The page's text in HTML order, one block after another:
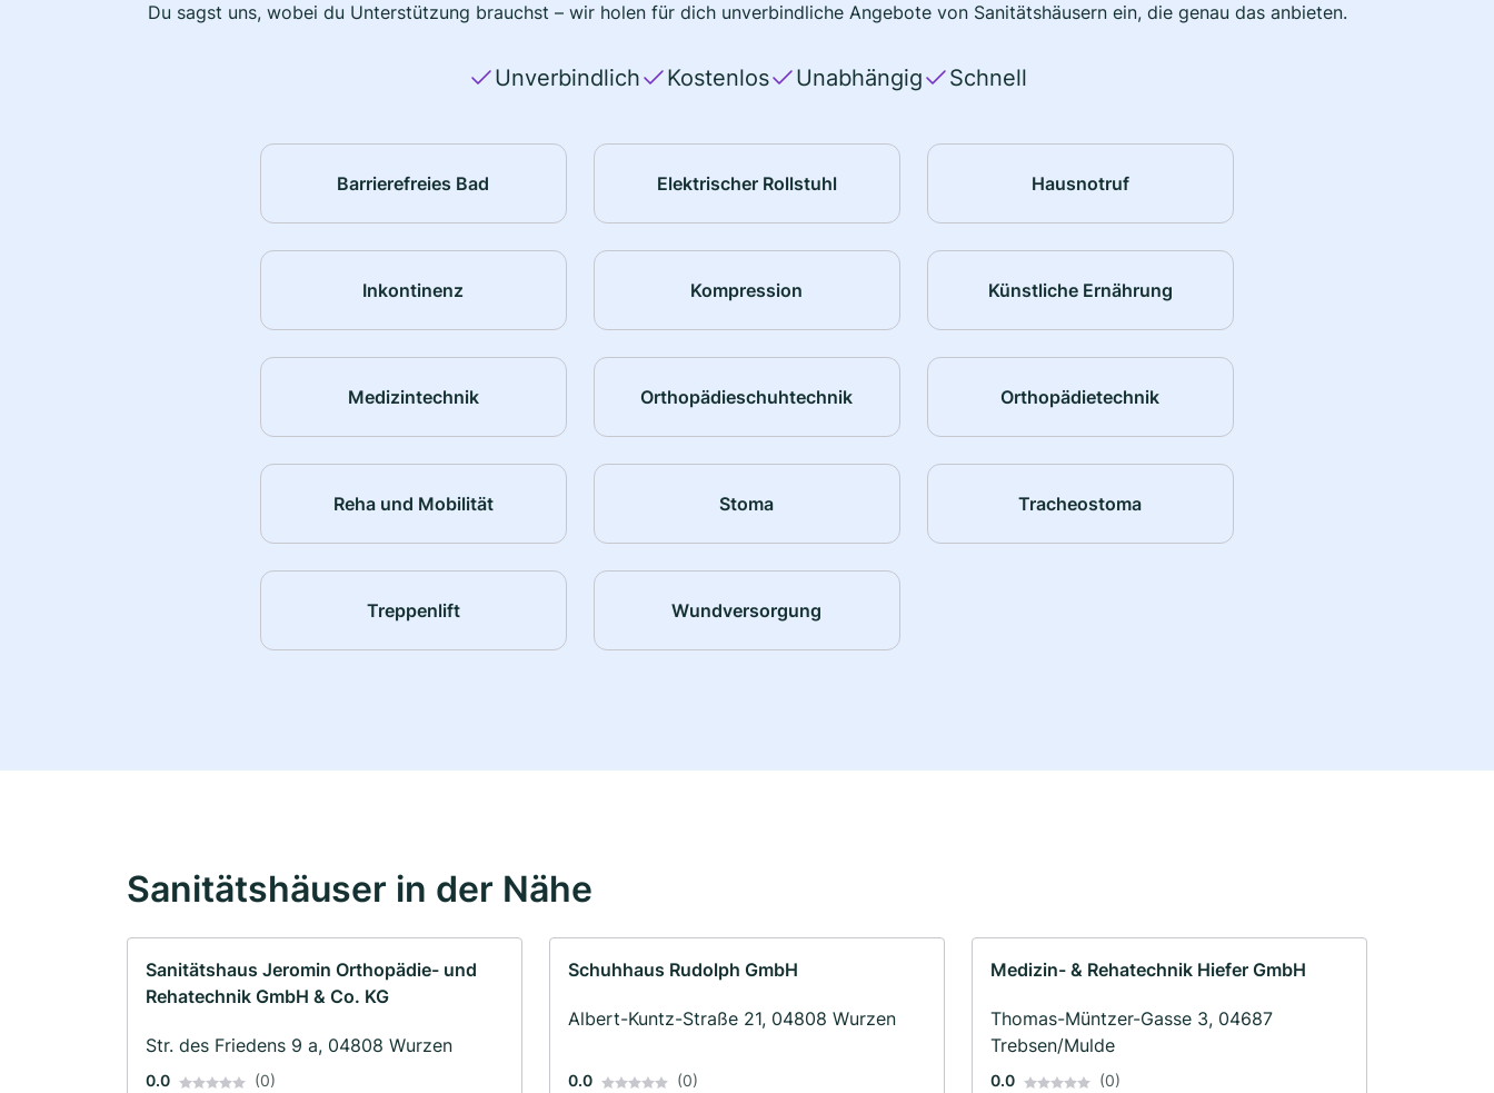
Du sagst uns, wobei du Unterstützung brauchst – wir holen für dich unverbindliche Angebote von Sanitätshäusern ein, die genau das anbieten.
Unverbindlich Kostenlos Unabhängig Schnell
Barrierefreies Bad Elektrischer Rollstuhl Hausnotruf
Inkontinenz Kompression Künstliche Ernährung
Medizintechnik Orthopädieschuhtechnik Orthopädietechnik
Reha und Mobilität Stoma Tracheostoma
Treppenlift Wundversorgung
Sanitätshäuser in der Nähe
Sanitätshaus Jeromin Orthopädie- und
Rehatechnik GmbH & Co. KG
Str. des Friedens 9 a, 04808 Wurzen
0.0 (0)
Schuhhaus Rudolph GmbH
Albert-Kuntz-Straße 21, 04808 Wurzen
0.0 (0)
Medizin- & Rehatechnik Hiefer GmbH
Thomas-Müntzer-Gasse 3, 04687
Trebsen/Mulde
0.0 (0)